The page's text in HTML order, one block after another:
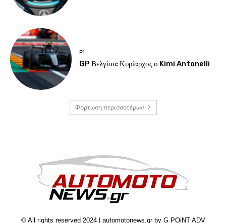
F1
GP Βελγίου: Κυρίαρχος ο Kimi Antonelli
Φόρτωση περισσοτέρων
© All rights reserved 2024 | automotonews.gr by G POiNT ADV